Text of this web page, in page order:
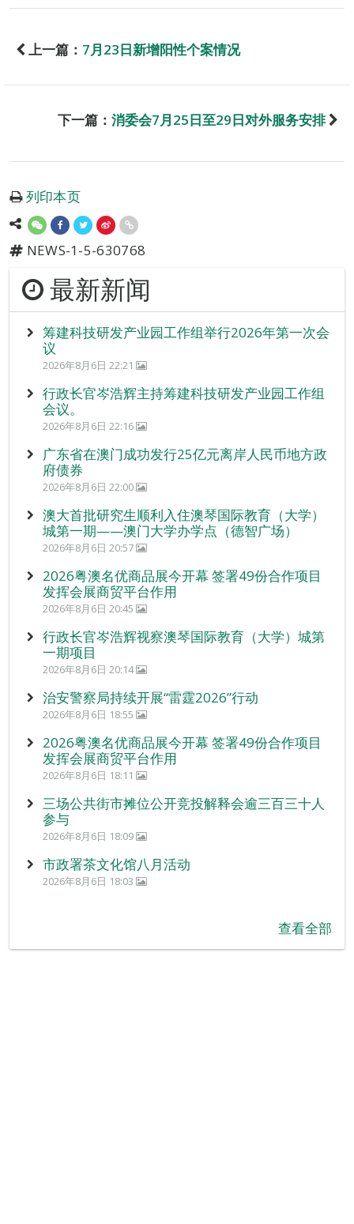
上一篇： 7月23日新增阳性个案情况
下一篇： 消委会7月25日至29日对外服务安排
列印本页
NEWS-1-5-630768
最新新闻
筹建科技研发产业园工作组举行2026年第一次会
议
2026年8月6日 22:21
行政长官岑浩辉主持筹建科技研发产业园工作组
会议。
2026年8月6日 22:16
广东省在澳门成功发行25亿元离岸人民币地方政
府债券
2026年8月6日 22:00
澳大首批研究生顺利入住澳琴国际教育（大学）
城第一期——澳门大学办学点（德智广场）
2026年8月6日 20:57
2026粤澳名优商品展今开幕 签署49份合作项目
发挥会展商贸平台作用
2026年8月6日 20:45
行政长官岑浩辉视察澳琴国际教育（大学）城第
一期项目
2026年8月6日 20:14
治安警察局持续开展“雷霆2026”行动
2026年8月6日 18:55
2026粤澳名优商品展今开幕 签署49份合作项目
发挥会展商贸平台作用
2026年8月6日 18:11
三场公共街市摊位公开竞投解释会逾三百三十人
参与
2026年8月6日 18:09
市政署茶文化馆八月活动
2026年8月6日 18:03
查看全部